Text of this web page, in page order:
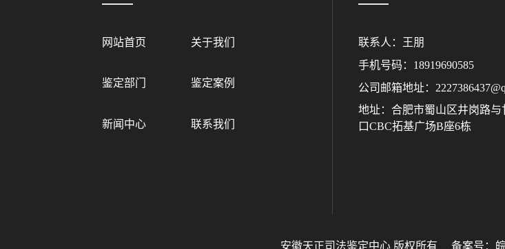
网站首页 关于我们
鉴定部门 鉴定案例
新闻中心 联系我们
联系人：王朋
手机号码：18919690585
公司邮箱地址：
地址：合肥市蜀山区井岗路与
口CBC拓基广场B座6栋
安徽天正司法鉴定中心 版权所有 备案号：